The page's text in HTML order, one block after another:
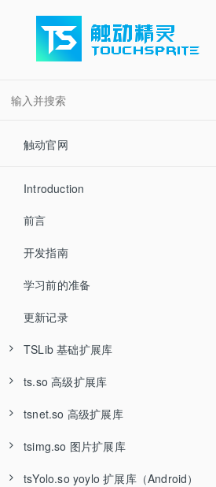
触动官网
Introduction
前言
开发指南
学习前的准备
更新记录
TSLib 基础扩展库
使用方法和下载
更新日志
函数：TSVersions 获取扩展库版本号
函数：compareVersion 比较版本号
ts.so 高级扩展库
使用方法和下载
更新日志
函数：ts.version 获取扩展库版本号
tsnet.so 高级扩展库
使用方法和下载
函数：TSNETVersion 获取版本号
tsimg.so 图片扩展库
使用方法和下载
tsYolo.so yoylo 扩展库（Android）